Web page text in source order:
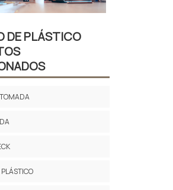
DE PLÁSTICO